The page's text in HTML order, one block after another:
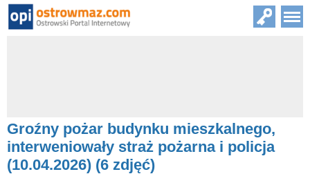
Groźny pożar budynku mieszkalnego,
interweniowały straż pożarna i policja
(10.04.2026) (6 zdjęć)